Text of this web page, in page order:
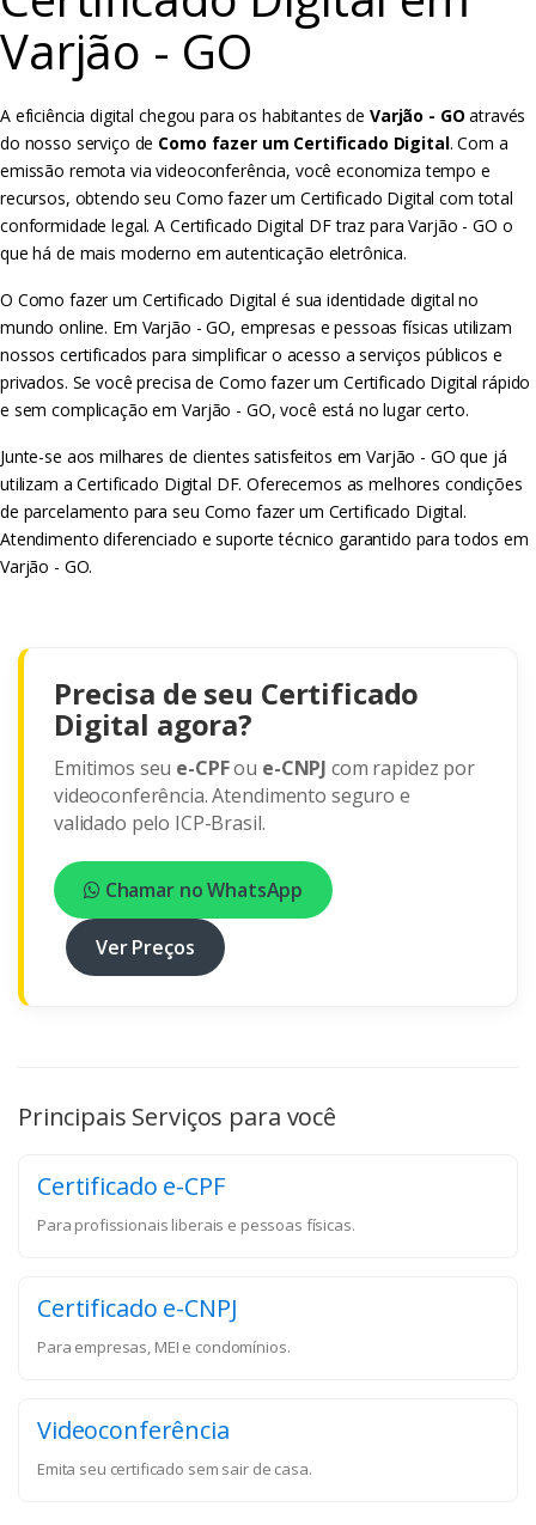
Varjão - GO
A eficiência digital chegou para os habitantes de Varjão - GO através
do nosso serviço de Como fazer um Certificado Digital. Com a
emissão remota via videoconferência, você economiza tempo e
recursos, obtendo seu Como fazer um Certificado Digital com total
conformidade legal. A Certificado Digital DF traz para Varjão - GO o
que há de mais moderno em autenticação eletrônica.
O Como fazer um Certificado Digital é sua identidade digital no
mundo online. Em Varjão - GO, empresas e pessoas físicas utilizam
nossos certificados para simplificar o acesso a serviços públicos e
privados. Se você precisa de Como fazer um Certificado Digital rápido
e sem complicação em Varjão - GO, você está no lugar certo.
Junte-se aos milhares de clientes satisfeitos em Varjão - GO que já
utilizam a Certificado Digital DF. Oferecemos as melhores condições
de parcelamento para seu Como fazer um Certificado Digital.
Atendimento diferenciado e suporte técnico garantido para todos em
Varjão - GO.
Precisa de seu Certificado
Digital agora?
Emitimos seu e-CPFou e-CNPJ com rapidez por
videoconferência. Atendimento seguro e
validado pelo ICP-Brasil.
Chamar no WhatsApp
Ver Preços
Principais Serviços para você
Certificado e-CPF
Para profissionais liberais e pessoas físicas.
Certificado e-CNPJ
Para empresas, MEI e condomínios.
Videoconferência
Emita seu certificado sem sair de casa.